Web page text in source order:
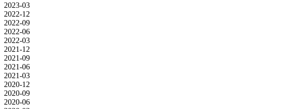
2023-03
2022-12
2022-09
2022-06
2022-03
2021-12
2021-09
2021-06
2021-03
2020-12
2020-09
2020-06